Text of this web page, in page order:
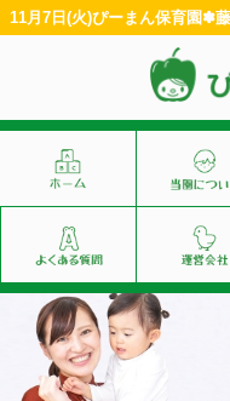
11月7日(火)ぴーまん保育園✽